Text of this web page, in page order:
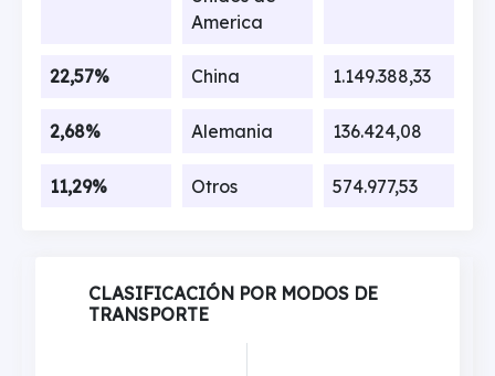
America
22,57% China 1.149.388,33
2,68% Alemania 136.424,08
11,29% Otros 574.977,53
CLASIFICACIÓN POR MODOS DE
TRANSPORTE